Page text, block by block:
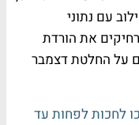
עם נתוני
את הורדת
על החלטת דצמבר
לחכות לפחות עד